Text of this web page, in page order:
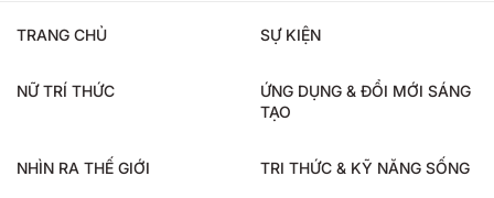
TRANG CHỦ SỰ KIỆN
NỮ TRÍ THỨC
ỨNG DỤNG & ĐỔI MỚI SÁNG
TẠO
NHÌN RA THẾ GIỚI TRI THỨC & KỸ NĂNG SỐNG